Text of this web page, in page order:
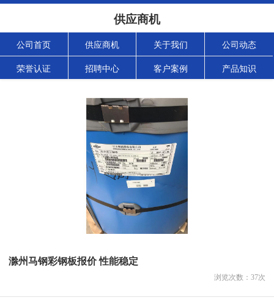
供应商机
公司首页 供应商机 关于我们 公司动态
荣誉认证 招聘中心 客户案例 产品知识
滁州马钢彩钢板报价 性能稳定
浏览次数： 37次